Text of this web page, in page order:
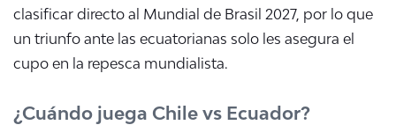
clasificar directo al Mundial de Brasil 2027, por lo que
un triunfo ante las ecuatorianas solo les asegura el
cupo en la repesca mundialista.
¿Cuándo juega Chile vs Ecuador?